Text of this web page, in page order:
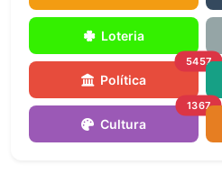
Loteria
Política
5457
Cultura
1367